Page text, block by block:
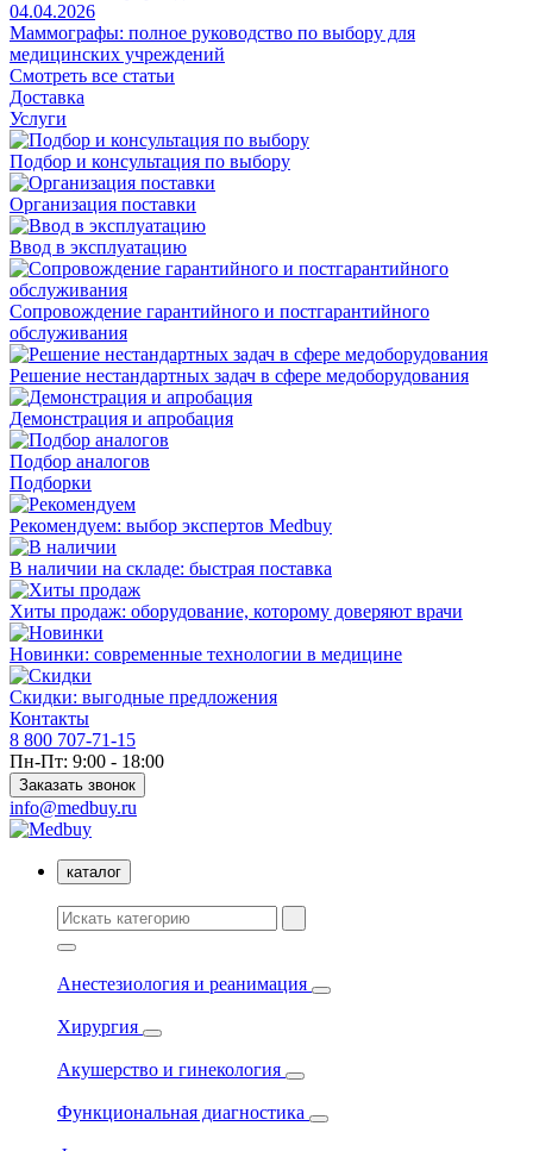
04.04.2026
Маммографы: полное руководство по выбору для
медицинских учреждений
Смотреть все статьи
Доставка
Услуги
Подбор и консультация по выбору
Организация поставки
Ввод в эксплуатацию
Сопровождение гарантийного и постгарантийного
обслуживания
Решение нестандартных задач в сфере медоборудования
Демонстрация и апробация
Подбор аналогов
Подборки
Рекомендуем: выбор экспертов Medbuy
В наличии на складе: быстрая поставка
Хиты продаж: оборудование, которому доверяют врачи
Новинки: современные технологии в медицине
Скидки: выгодные предложения
Контакты
8 800 707-71-15
Пн-Пт: 9:00 - 18:00
Заказать звонок
info@medbuy.ru
каталог
Анестезиология и реанимация
Хирургия
Акушерство и гинекология
Функциональная диагностика